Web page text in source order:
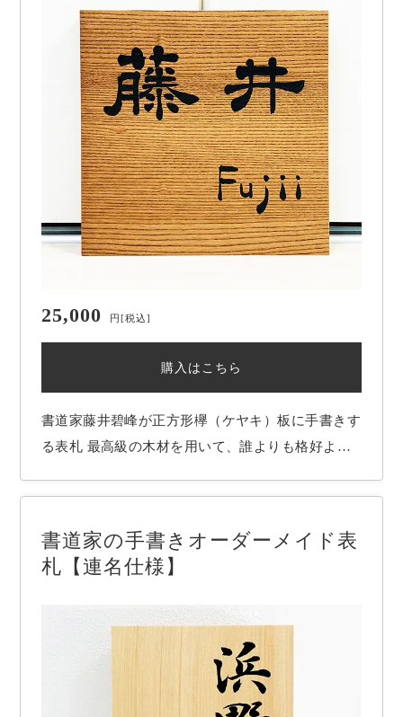
25,000 円 [税込]
購入はこちら
書道家藤井碧峰が正方形欅（ケヤキ）板に手書きす
る表札 最高級の木材を用いて、誰よりも格好よ
されるお名前、お好みの書体を元に、字形等を時間
客様にとって世界一の表札を作ることが書道家藤井
碧…
書道家の手書きオーダーメイド表
札【連名仕様】